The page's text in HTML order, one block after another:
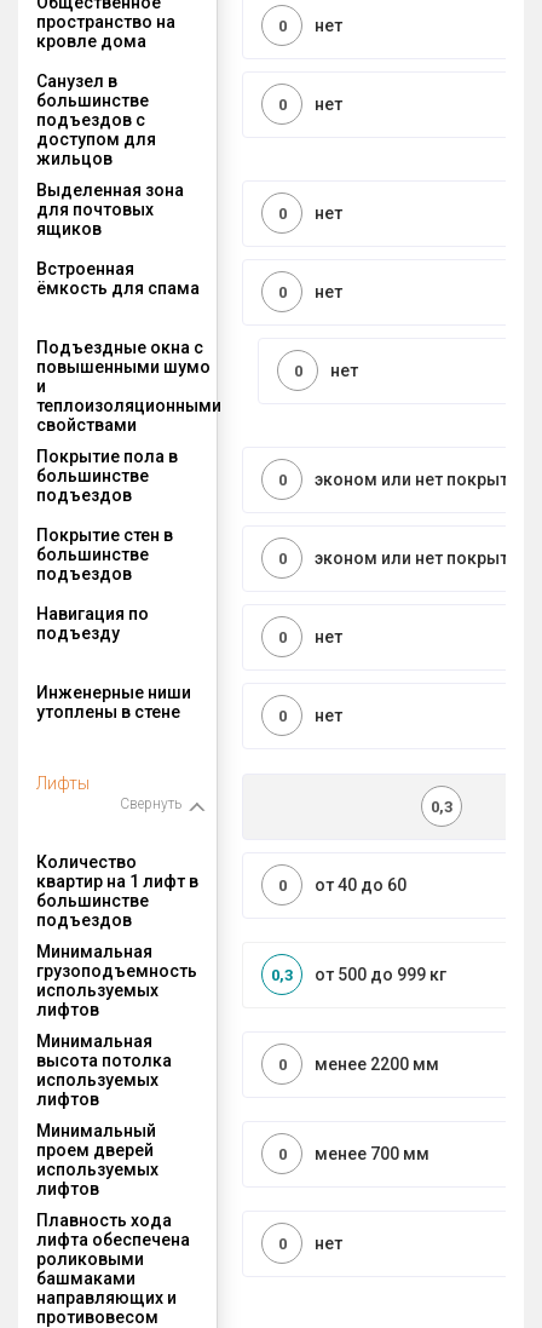
пространство на
кровле дома
нет
0
Санузел в
большинстве
подъездов с
доступом для
жильцов
нет
0
Выделенная зона
для почтовых
ящиков
нет
0
Встроенная
ёмкость для спама
нет
0
Подъездные окна с
повышенными шумо
и
теплоизоляционными
свойствами
нет
0
Покрытие пола в
большинстве
подъездов
эконом или нет покрытия
0
Покрытие стен в
большинстве
подъездов
эконом или нет покрытия
0
Навигация по
подъезду
нет
0
Инженерные ниши
утоплены в стене
нет
0
Лифты
Свернуть 0,3
Количество
квартир на 1 лифт в
большинстве
подъездов
от 40 до 60
0
Минимальная
грузоподъемность
используемых
лифтов
от 500 до 999 кг
0,3
Минимальная
высота потолка
используемых
лифтов
менее 2200 мм
0
Минимальный
проем дверей
используемых
лифтов
менее 700 мм
0
Плавность хода
лифта обеспечена
роликовыми
башмаками
направляющих и
противовесом
нет
0